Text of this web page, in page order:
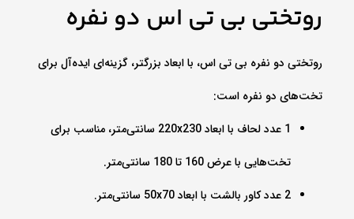
روتختی بی تی اس دو نفره
روتختی دو نفره بی تی اس، با ابعاد بزرگتر، گزینه‌ای ایده‌آل برای
تخت‌های دو نفره است:
1 عدد لحاف با ابعاد 220x230 سانتی‌متر، مناسب برای
تخت‌هایی با عرض 160 تا 180 سانتی‌متر.
2 عدد کاور بالشت با ابعاد 50x70 سانتی‌متر.